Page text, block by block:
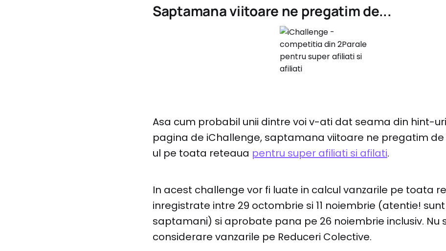
Saptamana viitoare ne pregatim de...
Asa cum probabil unii dintre voi v-ati dat seama din hint-
pagina de iChallenge, saptamana viitoare ne pregatim
ul pe toata reteaua pentru super afiliati si afilati.
In acest challenge vor fi luate in calcul vanzarile pe toata
inregistrate intre 29 octombrie si 11 noiembrie (atentie!
saptamani) si aprobate pana pe 26 noiembrie inclusiv. Nu
considerare vanzarile pe Reduceri Colective.